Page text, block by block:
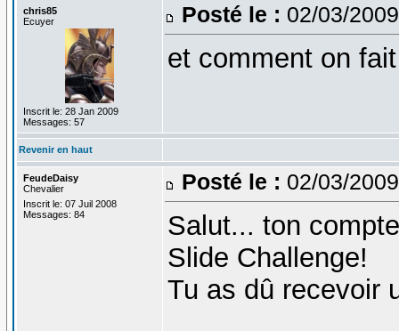
chris85
Ecuyer
Inscrit le: 28 Jan 2009
Messages: 57
Posté le : 02/03/
et comment on
Revenir en haut
FeudeDaisy
Chevalier
Inscrit le: 07 Juil 2008
Messages: 84
Posté le : 02/03/
Salut... ton
Slide Challenge!
Tu as dû recevoir